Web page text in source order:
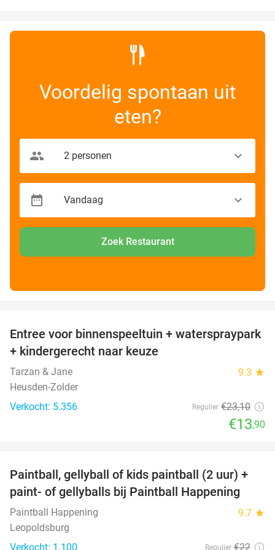
Voordelig spontaan uit
eten?
Zoek Restaurant
40%
Entree voor binnenspeeltuin + waterspraypark
+ kindergerecht naar keuze
Tarzan & Jane 9.3 star
Heusden-Zolder
Verkocht: 5.356
Regulier €23,10
€13,90
41%
Paintball, gellyball of kids paintball (2 uur) +
paint- of gellyballs bij Paintball Happening
Paintball Happening 9.7 star
Leopoldsburg
Verkocht: 1.100
Regulier €22